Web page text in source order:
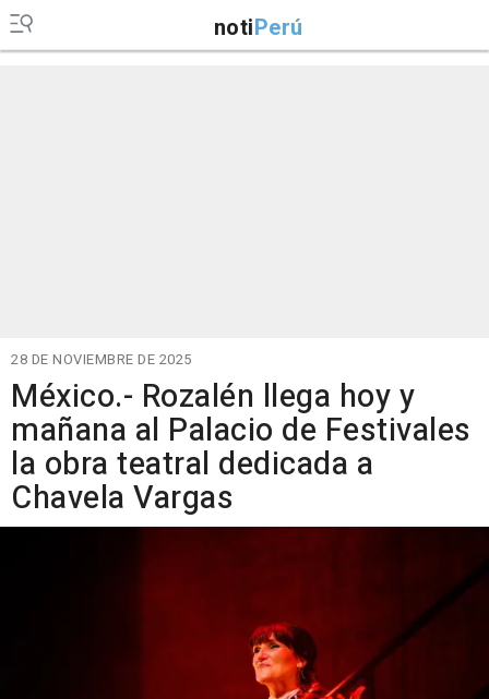
notiPerú
28 DE NOVIEMBRE DE 2025
México.- Rozalén llega hoy y
mañana al Palacio de Festivales
la obra teatral dedicada a
Chavela Vargas